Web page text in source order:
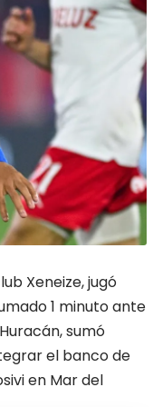
Xeneize, jugó
1 minuto ante
sumó
el banco de
en Mar del